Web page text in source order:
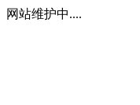
网站维护中....